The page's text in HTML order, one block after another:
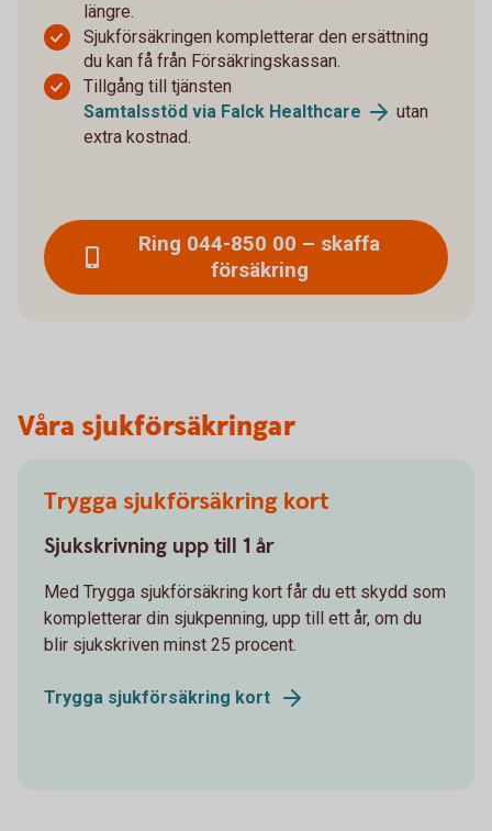
längre.
Sjukförsäkringen kompletterar den ersättning
du kan få från Försäkringskassan.
Tillgång till tjänsten
Samtalsstöd via Falck Healthcare
utan
extra kostnad.
Ring 044-850 00 – skaffa
försäkring
Våra sjukförsäkringar
Trygga sjukförsäkring kort
Sjukskrivning upp till 1 år
Med Trygga sjukförsäkring kort får du ett skydd som
kompletterar din sjukpenning, upp till ett år, om du
blir sjukskriven minst 25 procent.
Trygga sjukförsäkring kort